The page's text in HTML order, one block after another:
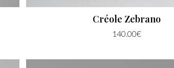
Créole Zebrano
140.00€